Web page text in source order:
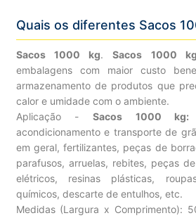
Quais os diferentes Sacos
Sacos 1000 kg.Sacos 1000
embalagens com maior custo
armazenamento de produtos que
calor e umidade com o ambiente.
Aplicação - Sacos 1000 kg:
acondicionamento e transporte de
em geral, fertilizantes, peças de
parafusos, arruelas, rebites, peças
elétricos, resinas plásticas,
químicos, descarte de entulhos, etc.
Medidas (Largura x Comprimento):